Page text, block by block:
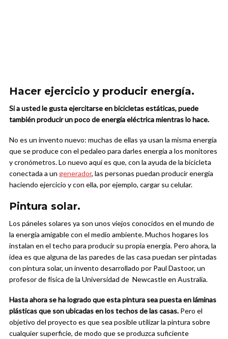
Hacer ejercicio y producir energía.
Si a usted le gusta ejercitarse en bicicletas estáticas, puede
también producir un poco de energía eléctrica mientras lo hace.
No es un invento nuevo: muchas de ellas ya usan la misma energía
que se produce con el pedaleo para darles energía a los monitores
y cronómetros. Lo nuevo aquí es que, con la ayuda de la bicicleta
conectada a un generador, las personas puedan producir energía
haciendo ejercicio y con ella, por ejemplo, cargar su celular.
Pintura solar.
Los páneles solares ya son unos viejos conocidos en el mundo de
la energía amigable con el medio ambiente. Muchos hogares los
instalan en el techo para producir su propia energía. Pero ahora, la
idea es que alguna de las paredes de las casa puedan ser pintadas
con pintura solar, un invento desarrollado por Paul Dastoor, un
profesor de física de la Universidad de Newcastle en Australia.
Hasta ahora se ha logrado que esta pintura sea puesta en láminas
plásticas que son ubicadas en los techos de las casas. Pero el
objetivo del proyecto es que sea posible utilizar la pintura sobre
cualquier superficie, de modo que se produzca suficiente